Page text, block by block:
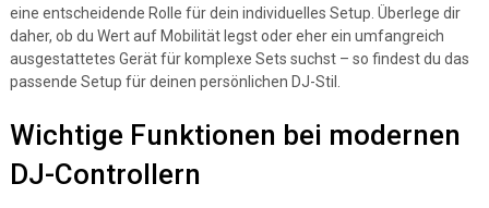
eine entscheidende Rolle für dein individuelles Setup. Überlege dir
daher, ob du Wert auf Mobilität legst oder eher ein umfangreich
ausgestattetes Gerät für komplexe Sets suchst – so findest du das
passende Setup für deinen persönlichen DJ-Stil.
Wichtige Funktionen bei modernen
DJ-Controllern